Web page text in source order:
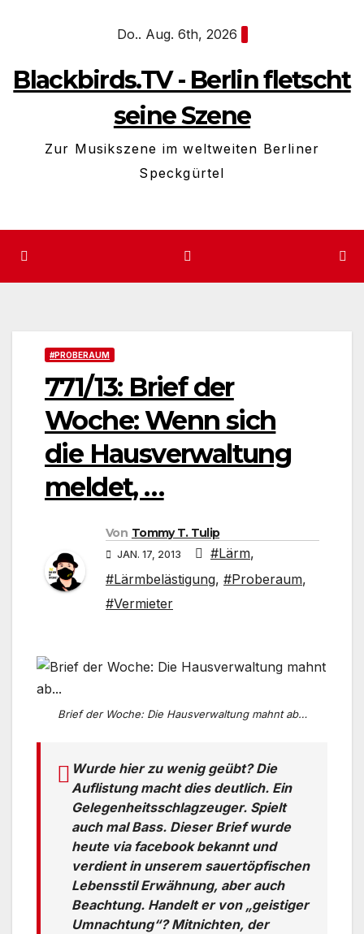
Do.. Aug. 6th, 2026
Blackbirds.TV - Berlin fletscht
seine Szene
Zur Musikszene im weltweiten Berliner
Speckgürtel
#PROBERAUM
771/13: Brief der
Woche: Wenn sich
die Hausverwaltung
meldet, …
Von Tommy T. Tulip
JAN. 17, 2013 #Lärm,
#Lärmbelästigung, #Proberaum,
#Vermieter
Brief der Woche: Die Hausverwaltung mahnt ab…
Wurde hier zu wenig geübt? Die
Auflistung macht dies deutlich. Ein
Gelegenheitsschlagzeuger. Spielt
auch mal Bass. Dieser Brief wurde
heute via facebook bekannt und
verdient in unserem sauertöpfischen
Lebensstil Erwähnung, aber auch
Beachtung. Handelt er von „geistiger
Umnachtung“? Mitnichten, der